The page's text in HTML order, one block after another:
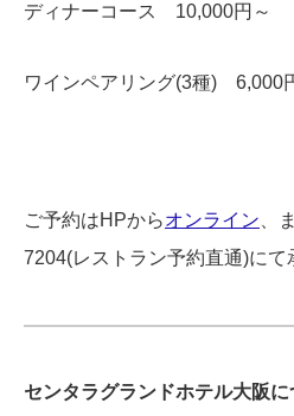
ディナーコース 10,000円～
ワインペアリング(3種) 6,000
ご予約はHPからオンライン 、
7204(レストラン予約直通)にて
センタラグランドホテル大阪に